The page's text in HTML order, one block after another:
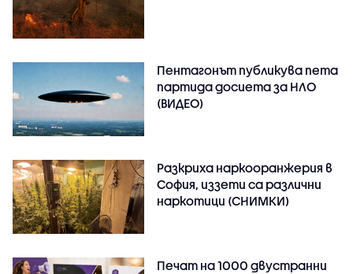
Пентагонът публикува пета
партида досиета за НЛО
(ВИДЕО)
Разкриха наркооранжерия в
София, иззети са различни
наркотици (СНИМКИ)
Печат на 1000 двустранни